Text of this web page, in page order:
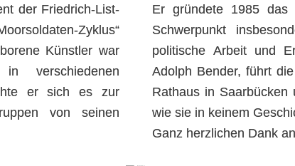
der Friedrich-List-
Zyklus“
Künstler war
verschiedenen
er sich es zur
von seinen
Er gründete 1985 das
Schwerpunkt
politische Arbeit und
Adolph Bender, führt
Rathaus in Saarbücken
wie sie in keinem
Ganz herzlichen Dank